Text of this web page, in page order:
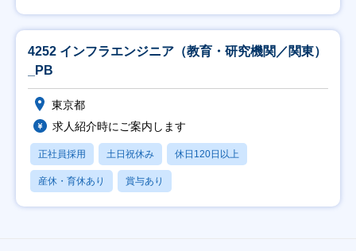
4252 インフラエンジニア（教育・研究機関／関東）
_PB
東京都
求人紹介時にご案内します
正社員採用 土日祝休み 休日120日以上
産休・育休あり 賞与あり